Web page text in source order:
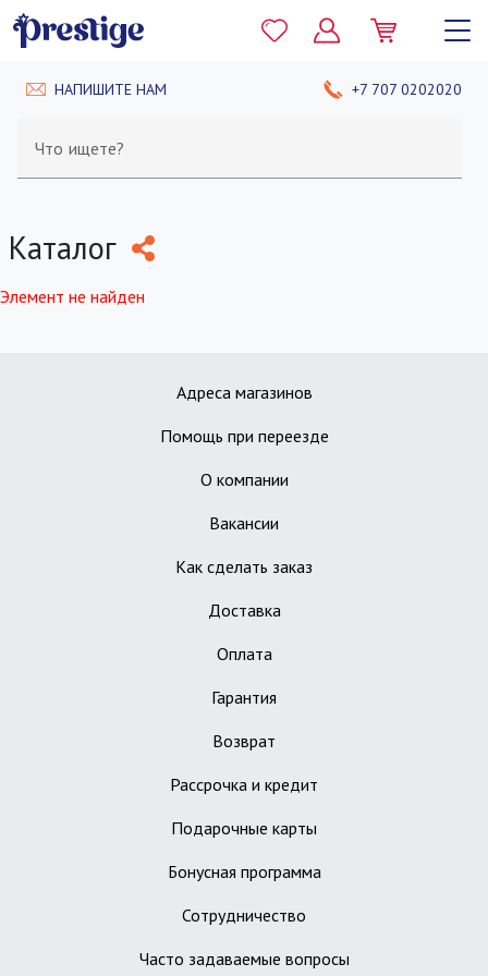
НАПИШИТЕ НАМ +7 707 0202020
Что ищете?
Каталог
Элемент не найден
Адреса магазинов
Помощь при переезде
О компании
Вакансии
Как сделать заказ
Доставка
Оплата
Гарантия
Возврат
Рассрочка и кредит
Подарочные карты
Бонусная программа
Сотрудничество
Часто задаваемые вопросы